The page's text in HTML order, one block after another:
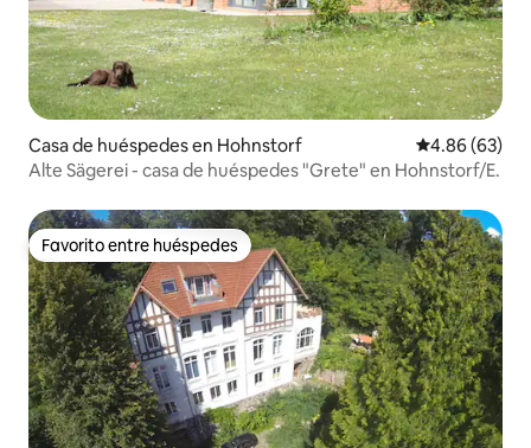
Casa de huéspedes en Hohnstorf Calificación
4.86 (63)
Alte Sägerei - casa de huéspedes "Grete" en Hohnstorf/E.
Favorito entre huéspedes
Favorito entre huéspedes